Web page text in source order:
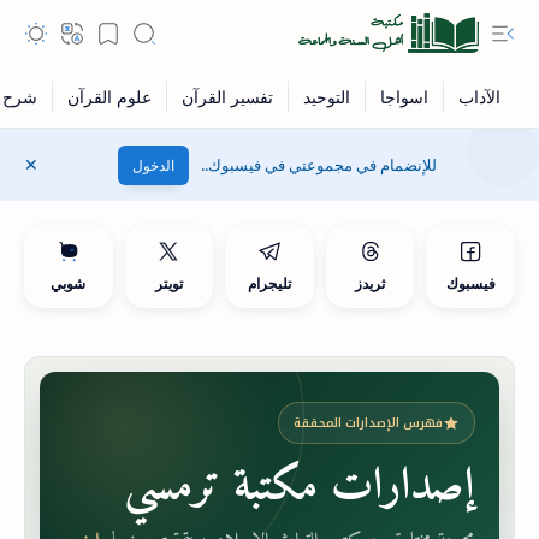
للإنضمام في مجموعتي في فيسبوك.. الدخول
فيسبوك ثريدز تليجرام تويتر شوبي
فهرس الإصدارات المحققة
إصدارات مكتبة ترمسي